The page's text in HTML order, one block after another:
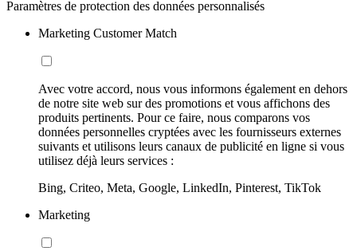
Paramètres de protection des données personnalisés
Marketing Customer Match
Avec votre accord, nous vous informons également en dehors
de notre site web sur des promotions et vous affichons des
produits pertinents. Pour ce faire, nous comparons vos
données personnelles cryptées avec les fournisseurs externes
suivants et utilisons leurs canaux de publicité en ligne si vous
utilisez déjà leurs services :
Bing, Criteo, Meta, Google, LinkedIn, Pinterest, TikTok
Marketing